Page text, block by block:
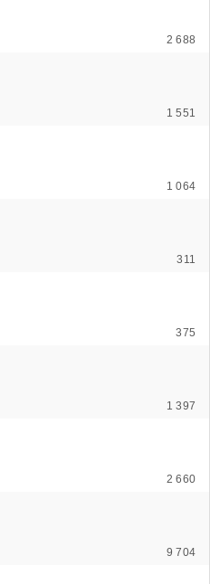
2 688
1 551
1 064
311
375
1 397
2 660
9 704